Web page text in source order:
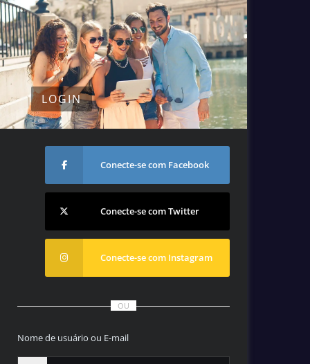
LOGIN
Conecte-se com Facebook
Conecte-se com Twitter
Conecte-se com Instagram
OU
Nome de usuário ou E-mail